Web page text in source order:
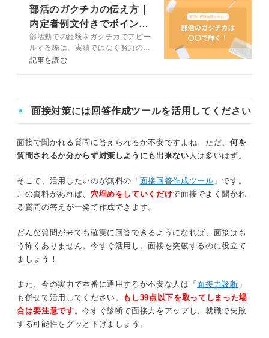
例文①仲間の大切さ
例文②課題発見力
例文⑤礼儀
例文⑦利害関係が異なる人とも対話をする
例文⑧主体的に動く大切さ
例文⑩サポートすることの大切さ
パターン
①学びが競技でしか活かせない
②専門用語を使ってしまう
部活のガクチカの伝え方｜
内定者例文付きでポイン
ト・注意点を解説
部活動での経験をガクチカでアピー
ルする際は、実績ではなく努力の過
程を伝えることが大切です。記事で
学生との差別化に悩んでいる人は参
考にして対策していきましょう。
記事を読む
面接対策には回答作成ツールを活用してください
面接で聞かれる質問に答えられるか不安ですよね。ただ、 何を
質問されるか分からず対策しようにも出来ない 人は多いはず。
そこで、活用したいのが無料の「 面接回答作成ツール 」です。
この資料があれば、 穴埋めをしていくだけで面接でよく聞かれ
る質問の答えが一発で作成できます。
どんな質問が来ても確実に回答できるようになれば、面接はも
う怖くありません。今すぐ活用し、面接を突破するのに役立て
ましょう！
また、今の実力で本番に通用するか不安な人は「面接力診断 」
も併せて活用してください。
もし39点以下を取ってしまった場
合は要注意です。今すぐ診断で面接力をアップし、就職で失敗
する可能性をグッと下げましょう。
役職別の部活動での学び一覧
部長
副部長
マネージャー
広報
会計
学生連盟スタッフ
状況別の部活動での学び一覧
運動部